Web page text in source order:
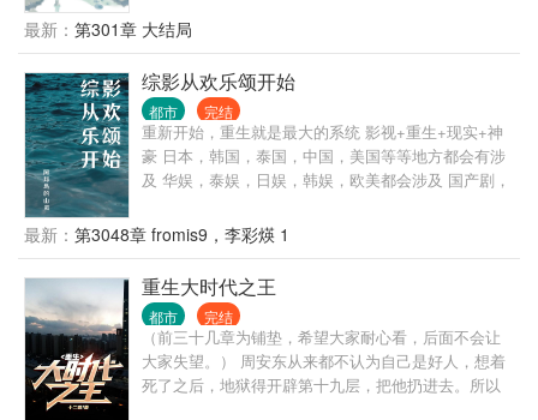
前。 既然来了，既然有系统，我这个何雨柱这辈子不
再被忽悠，不再当舔狗。活出自己，活出潇洒。
最新： 第301章 大结局
综影从欢乐颂开始
都市 完结
重新开始，重生就是最大的系统 影视+重生+现实+神
豪 日本，韩国，泰国，中国，美国等等地方都会有涉
及 华娱，泰娱，日娱，韩娱，欧美都会涉及 国产剧，
金岁月，猎场，精英律师等等等 希望大家喜欢。
最新： 第3048章 fromis9，李彩煐 1
重生大时代之王
都市 完结
（前三十几章为铺垫，希望大家耐心看，后面不会让
大家失望。） 周安东从来都不认为自己是好人，想着
死了之后，地狱得开辟第十九层，把他扔进去。所以